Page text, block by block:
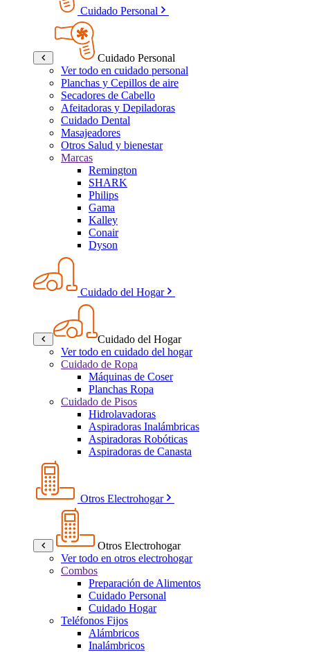
Cuidado Personal
Cuidado Personal
Ver todo en cuidado personal
Planchas y Cepillos de aire
Secadores de Cabello
Afeitadoras y Depiladoras
Cuidado Dental
Masajeadores
Otros Salud y bienestar
Marcas
Remington
SHARK
Philips
Gama
Kalley
Conair
Dyson
Cuidado del Hogar
Cuidado del Hogar
Ver todo en cuidado del hogar
Cuidado de Ropa
Máquinas de Coser
Planchas Ropa
Cuidado de Pisos
Hidrolavadoras
Aspiradoras Inalámbricas
Aspiradoras Robóticas
Aspiradoras de Canasta
Otros Electrohogar
Otros Electrohogar
Ver todo en otros electrohogar
Combos
Preparación de Alimentos
Cuidado Personal
Cuidado Hogar
Teléfonos Fijos
Alámbricos
Inalámbricos